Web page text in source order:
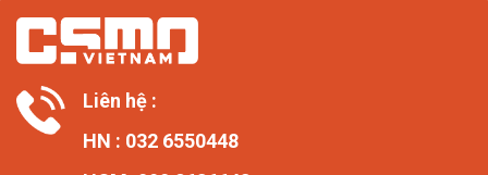
Liên hệ :
HN : 032 6550448